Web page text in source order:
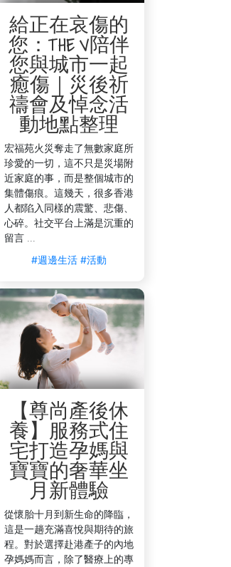
給正在哀傷的
您：THE V陪伴
您與城市一起
癒傷｜災後祈
禱會及悼念活
動地點整理
宏福苑火災奪走了無數家庭所
珍愛的一切，這不只是災場附
近家庭的事，而是整個城市的
集體傷痕。這幾天，很多香港
人都陷入同樣的震驚、悲傷、
心碎。社交平台上滿是沉重的
留言 ...
#週邊生活 #活動
【尊尚產後休
養】服務式住
宅打造孕媽與
寶寶的奢華坐
月新體驗
從懷胎十月到新生命的降臨，
這是一趟充滿喜悅與期待的旅
程。對於選擇赴港產子的內地
孕媽媽而言，除了醫療上的專